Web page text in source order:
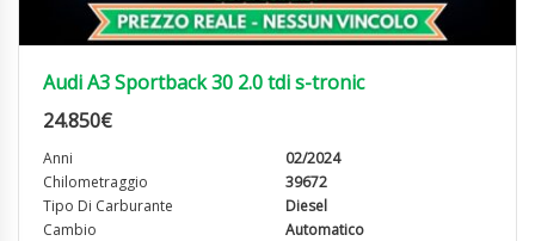
Audi A3 Sportback 30 2.0 tdi s-tronic
24.850€
Anni
02/2024
Chilometraggio
39672
Tipo Di Carburante
Diesel
Cambio
Automatico